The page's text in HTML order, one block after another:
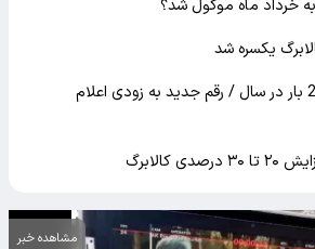
به خرداد ماه موکول شد؟
یکسره شد
افزایش اعتبار کالابرگ 2 بار در سال / رقم جدید به زودی اعلام
مشاهده خبر